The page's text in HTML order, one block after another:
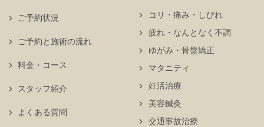
ご予約状況
コリ・痛み・しびれ
疲れ・なんとなく不調
ゆがみ・骨盤矯正
マタニティ
妊活治療
美容鍼灸
交通事故治療
ご予約と施術の流れ
料金・コース
スタッフ紹介
よくある質問